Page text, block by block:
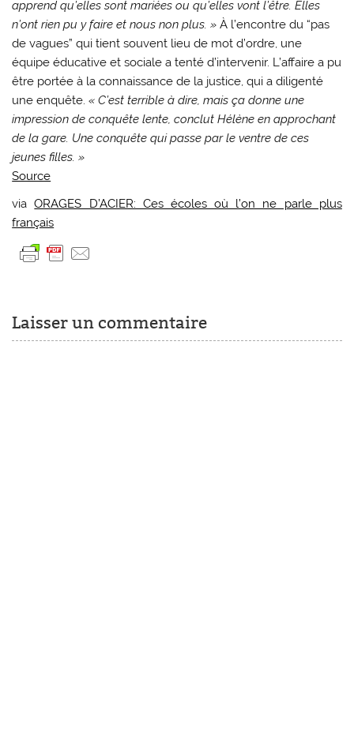
apprend qu’elles sont mariées ou qu’elles vont l’être. Elles
n’ont rien pu y faire et nous non plus. »À l’encontre du “pas
de vagues” qui tient souvent lieu de mot d’ordre, une
équipe éducative et sociale a tenté d’intervenir. L’affaire a pu
être portée à la connaissance de la justice, qui a diligenté
une enquête.« C’est terrible à dire, mais ça donne une
impression de conquête lente, conclut Hélène en approchant
de la gare. Une conquête qui passe par le ventre de ces
jeunes filles. »
Source
viaORAGES D’ACIER: Ces écoles où l’on ne parle plus
français
Laisser un commentaire